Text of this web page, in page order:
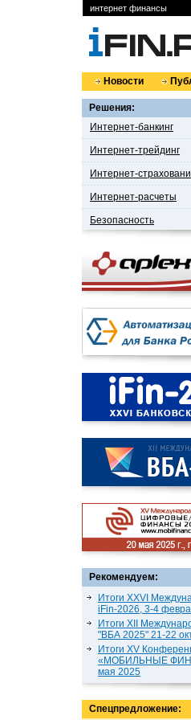
интернет финансы
Новости
Решения:
Интернет-банкинг
Интернет-трейдинг
Интернет-
Интернет-расчеты
Безопасность
Рекомендуем:
Итоги XXVI
iFin-2026, 3-4
Итоги XII
"ВБА 2025" 21-22
Итоги XV
«МОБИЛЬНЫЕ
мая 2025
Спецпредложение: